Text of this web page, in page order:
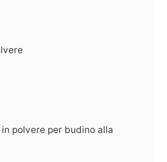
polvere per budino alla